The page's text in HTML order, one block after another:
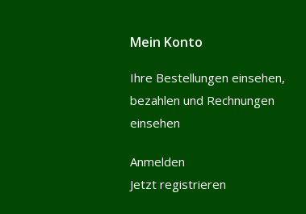
Mein Konto
Ihre Bestellungen einsehen,
bezahlen und Rechnungen
einsehen
Anmelden
Jetzt registrieren